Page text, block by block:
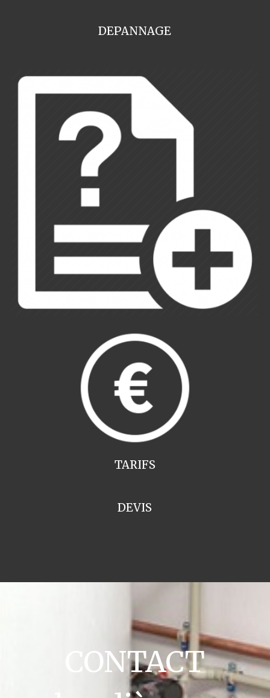
DEPANNAGE
TARIFS
DEVIS
CONTACT